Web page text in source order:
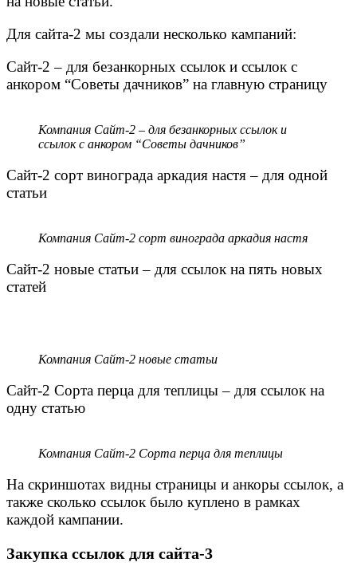
Для сайта-2 мы создали несколько кампаний:
Сайт-2 – для безанкорных ссылок и ссылок с
анкором “Советы дачников” на главную страницу
Компания Сайт-2 – для безанкорных ссылок и
ссылок с анкором “Советы дачников”
Сайт-2 сорт винограда аркадия настя – для одной
статьи
Компания Сайт-2 сорт винограда аркадия настя
Сайт-2 новые статьи – для ссылок на пять новых
статей
Компания Сайт-2 новые статьи
Сайт-2 Сорта перца для теплицы – для ссылок на
одну статью
Компания Сайт-2 Сорта перца для теплицы
На скриншотах видны страницы и анкоры ссылок, а
также сколько ссылок было куплено в рамках
каждой кампании.
Закупка ссылок для сайта-3